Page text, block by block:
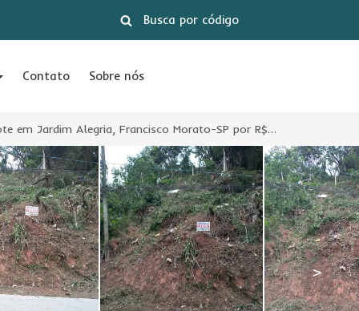
Contato Sobre nós
Terreno/Lote em Jardim Alegria, Francisco Morato-SP por R$ 130.000
>